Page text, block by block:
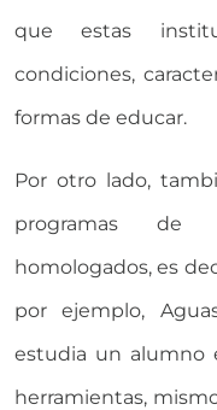
que estas
condiciones,
formas de educar.
Por otro lado,
programas de
homologados, es
por ejemplo,
estudia un alumno
herramientas,